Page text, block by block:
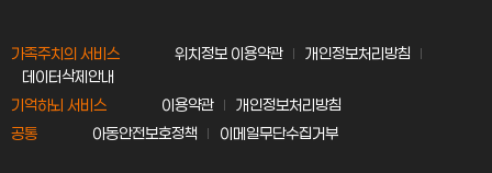
가족주치의 서비스 위치정보 이용약관
개인정보처리방침
데이터삭제안내
기억하뇌 서비스
이용약관
개인정보처리방침
공통
아동안전보호정책 이메일무단수집거부